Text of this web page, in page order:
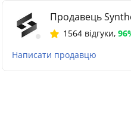
Продавець
1564 відгуки,
Написати продавцю